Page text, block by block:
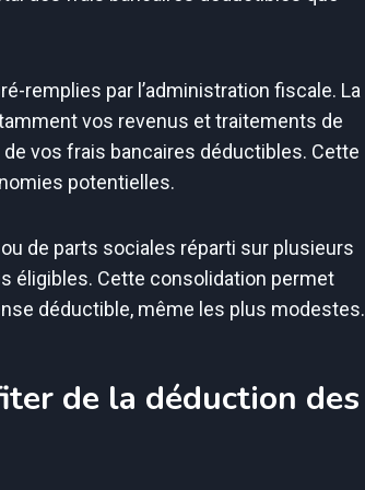
remplies par l’administration fiscale. La
vos revenus et traitements de
de vos frais bancaires déductibles. Cette
potentielles.
de parts sociales réparti sur plusieurs
éligibles. Cette consolidation permet
déductible, même les plus modestes.
de la déduction des